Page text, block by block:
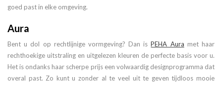
goed past in elke omgeving.
Aura
Bent u dol op rechtlijnige vormgeving? Dan isPEHA Aura met haar
rechthoekige uitstraling en uitgelezen kleuren de perfecte basis voor u.
Het is ondanks haar scherpe prijs een volwaardig designprogramma dat
overal past. Zo kunt u zonder al te veel uit te geven tijdloos mooie